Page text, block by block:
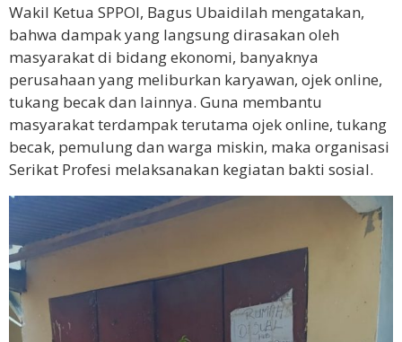
Wakil Ketua SPPOI, Bagus Ubaidilah mengatakan,
bahwa dampak yang langsung dirasakan oleh
masyarakat di bidang ekonomi, banyaknya
perusahaan yang meliburkan karyawan, ojek online,
tukang becak dan lainnya. Guna membantu
masyarakat terdampak terutama ojek online, tukang
becak, pemulung dan warga miskin, maka organisasi
Serikat Profesi melaksanakan kegiatan bakti sosial.